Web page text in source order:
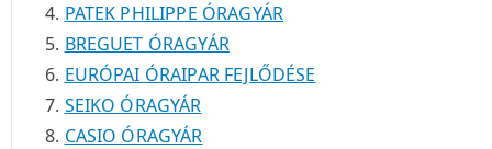
PATEK PHILIPPE ÓRAGYÁR
BREGUET ÓRAGYÁR
EURÓPAI ÓRAIPAR FEJLŐDÉSE
SEIKO ÓRAGYÁR
CASIO ÓRAGYÁR